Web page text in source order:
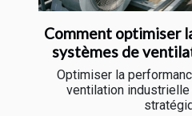
Comment optimiser
systèmes de
Optimiser la
ventilation